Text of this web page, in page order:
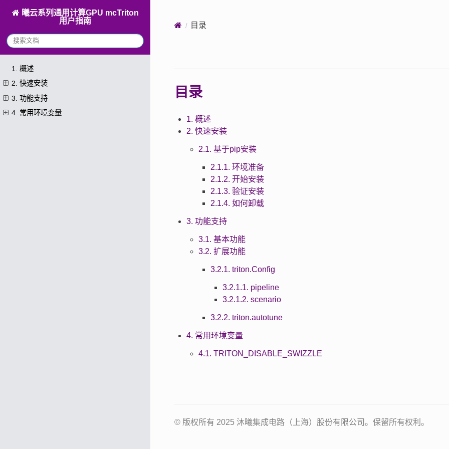
曦云系列通用计算GPU mcTriton
用户指南
1. 概述
2. 快速安装
3. 功能支持
4. 常用环境变量
目录
目录
1. 概述
2. 快速安装
2.1. 基于pip安装
2.1.1. 环境准备
2.1.2. 开始安装
2.1.3. 验证安装
2.1.4. 如何卸载
3. 功能支持
3.1. 基本功能
3.2. 扩展功能
3.2.1. triton.Config
3.2.1.1. pipeline
3.2.1.2. scenario
3.2.2. triton.autotune
4. 常用环境变量
4.1. TRITON_DISABLE_SWIZZLE
© 版权所有 2025 沐曦集成电路（上海）股份有限公司。保留所有权利。